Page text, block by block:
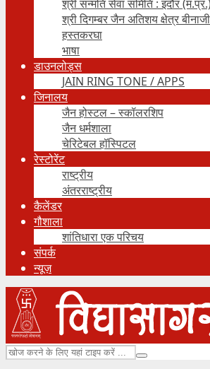
श्री सन्मति सेवा समिति : इंदौर
श्री दिगम्बर जैन अतिशय क्षेत्र
हस्तकरघा
भाषा
डाउनलोड्स
JAIN RING TONE / APPS
जिनालय
जैन होस्टल – स्कॉलरशिप
जैन धर्मशाला
चेरिटेबल हॉस्पिटल
रेस्टोरेंट
राष्ट्रीय
अंतरराष्ट्रीय
कैलेंडर
गौशाला
शांतिधारा एक परिचय
संपर्क
न्यूज़